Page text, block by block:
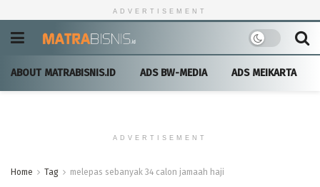
ADVERTISEMENT
ABOUT MATRABISNIS.ID ADS BW-MEDIA ADS MEIKARTA
ADVERTISEMENT
Home Tag melepas sebanyak 34 calon jamaah haji